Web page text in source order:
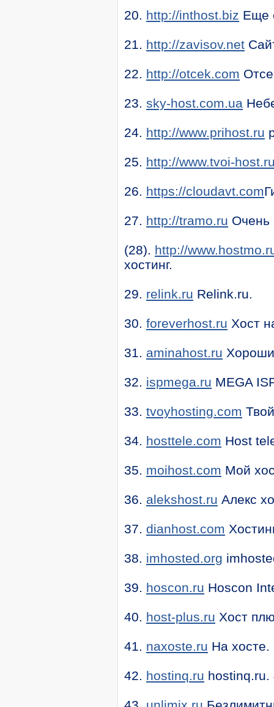
20. http://inthost.biz Еще
21. http://zavisov.net
22. http://otcek.com
23. sky-host.com.ua
24. http://www.prihost.ru
25. http://www.tvoi-
26. https://cloudavt.com
27. http://tramo.ru Очень
(28). http://
хостинг.
29. relink.ru Relink.ru.
30. foreverhost.ru Хост
31. aminahost.ru
32. ispmega.ru MEGA
33. tvoyhosting.com
34. hosttele.com Host
35. moihost.com Мой
36. alekshost.ru Алекс
37. dianhost.com
38. imhosted.org
39. hoscon.ru Hoscon
40. host-plus.ru Хост
41. naxoste.ru На хосте.
42. hostinq.ru